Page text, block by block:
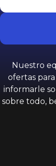
Nuestro
ofertas
informarle
sobre todo,